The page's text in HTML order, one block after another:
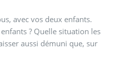
avec vos deux enfants.
? Quelle situation les
aussi démuni que, sur